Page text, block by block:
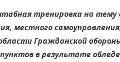
тренировка на
местного
Гражданской
в результате